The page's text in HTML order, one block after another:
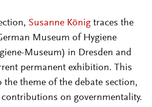
Susanne König traces the
Museum of Hygiene
Museum) in Dresden and
permanent exhibition. This
the theme of the debate section,
on governmentality.